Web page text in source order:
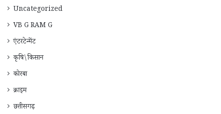
Uncategorized
VB G RAM G
एंटरटेन्मेंट
कृषि\किसान
कोरबा
क्राइम
छत्तीसगढ़